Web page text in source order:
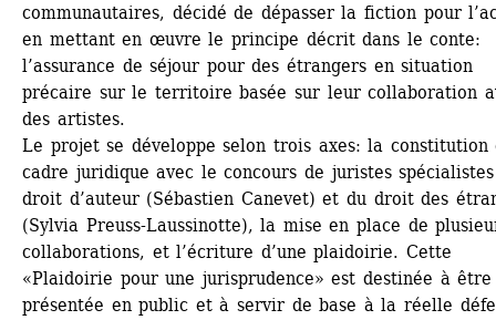
communautaires, décidé de dépasser la fiction pour
en mettant en œuvre le principe décrit dans le conte:
l’assurance de séjour pour des étrangers en situation
précaire sur le territoire basée sur leur collaboration
des artistes.
Le projet se développe selon trois axes: la constitution
cadre juridique avec le concours de juristes
droit d’auteur (Sébastien Canevet) et du droit des
(Sylvia Preuss-Laussinotte), la mise en place de
collaborations, et l’écriture d’une plaidoirie. Cette
«Plaidoirie pour une jurisprudence» est destinée à être
présentée en public et à servir de base à la réelle